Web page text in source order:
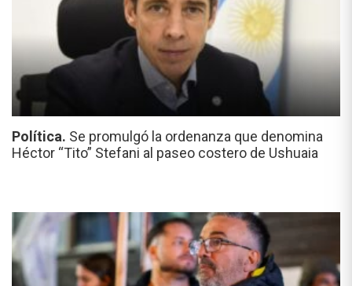
Política. Se promulgó la ordenanza que denomina
Héctor “Tito” Stefani al paseo costero de Ushuaia